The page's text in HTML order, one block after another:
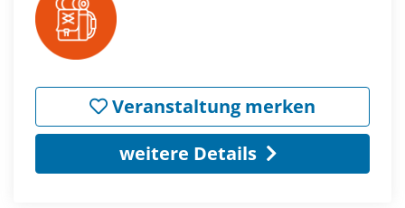
Veranstaltung merken
weitere Details